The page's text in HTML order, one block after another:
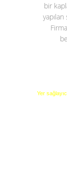
bir
Yer